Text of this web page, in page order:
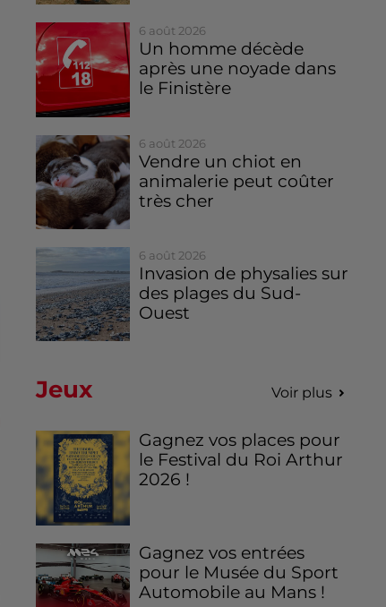
6 août 2026
Un homme décède
après une noyade dans
le Finistère
6 août 2026
Vendre un chiot en
animalerie peut coûter
très cher
6 août 2026
Invasion de physalies sur
des plages du Sud-
Ouest
Jeux Voir plus
Gagnez vos places pour
le Festival du Roi Arthur
2026 !
Gagnez vos entrées
pour le Musée du Sport
Automobile au Mans !